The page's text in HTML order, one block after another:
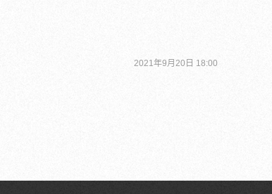
2021年9月20日 18:00